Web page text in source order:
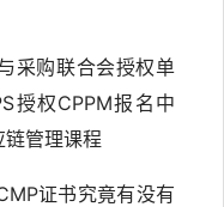
采购联合会授权单
授权CPPM报名中
管理课程
证书究竟有没有